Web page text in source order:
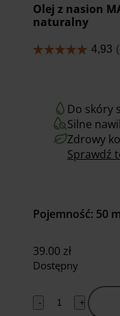
Olej z nasion
naturalny
Do skóry
Silne
Zdrowy
Sprawdź
Pojemność: 50
39.00 zł
Dostępny
- +